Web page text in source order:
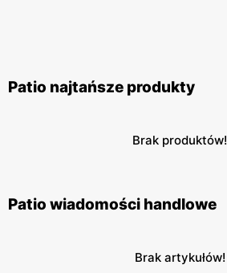
Patio najtańsze produkty
Brak produktów!
Patio wiadomości handlowe
Brak artykułów!